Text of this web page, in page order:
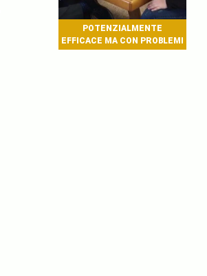
POTENZIALMENTE
EFFICACE MA CON PROBLEMI